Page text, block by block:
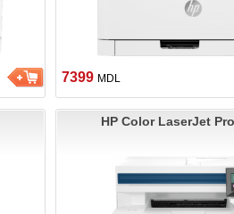
7399 MDL
HP Color LaserJet